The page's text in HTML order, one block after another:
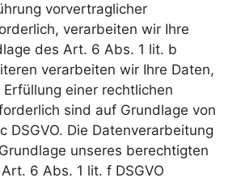
vorvertraglicher
verarbeiten wir Ihre
des Art. 6 Abs. 1 lit. b
verarbeiten wir Ihre Daten,
einer rechtlichen
sind auf Grundlage von
DSGVO. Die Datenverarbeitung
unseres berechtigten
6 Abs. 1 lit. f DSGVO